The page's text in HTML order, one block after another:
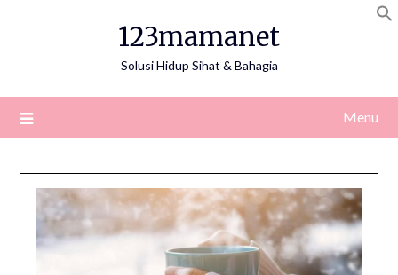
123mamanet
Solusi Hidup Sihat & Bahagia
Menu